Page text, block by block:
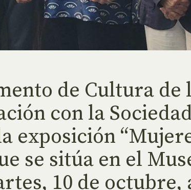
de Cultura de
con la
exposición
se sitúa en el
10 de octubre,